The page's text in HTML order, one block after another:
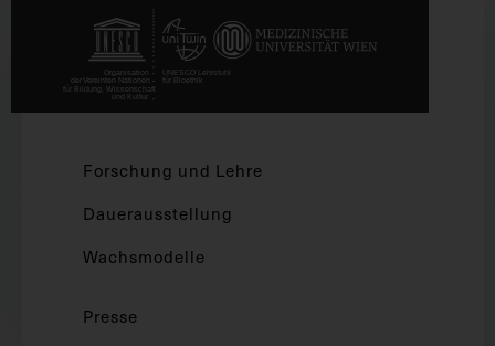
Forschung und Lehre
Dauerausstellung
Wachsmodelle
Presse